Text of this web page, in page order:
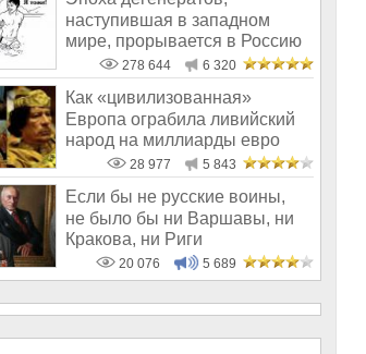
наступившая в западном
мире, прорывается в Россию
278 644 6 320
Как «цивилизованная»
Европа ограбила ливийский
народ на миллиарды евро
28 977 5 843
Если бы не русские воины,
не было бы ни Варшавы, ни
Кракова, ни Риги
20 076 5 689